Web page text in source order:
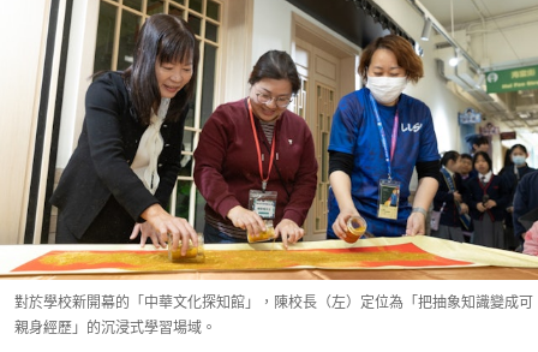
對於學校新開幕的「中華文化探知館」，陳校長（左）定位為「把抽象知識變成可
親身經歷」的沉浸式學習場域。